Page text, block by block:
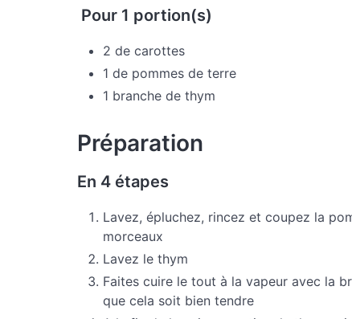
Pour 1 portion(s)
2 de carottes
1 de pommes de terre
1 branche de thym
Préparation
En 4 étapes
Lavez, épluchez, rincez et coupez la
morceaux
Lavez le thym
Faites cuire le tout à la vapeur avec la
que cela soit bien tendre